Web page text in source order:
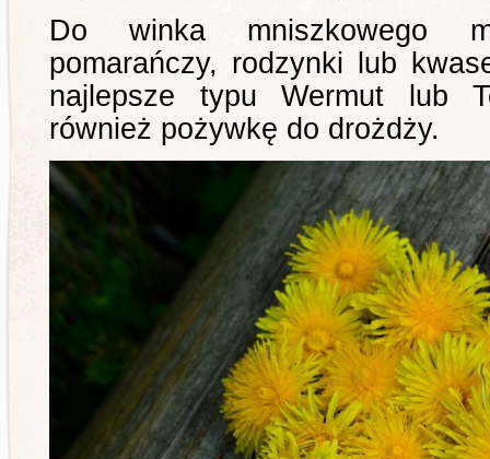
Do winka mniszkowego
pomarańczy, rodzynki lub
najlepsze typu Wermut lub
również pożywkę do drożdży.